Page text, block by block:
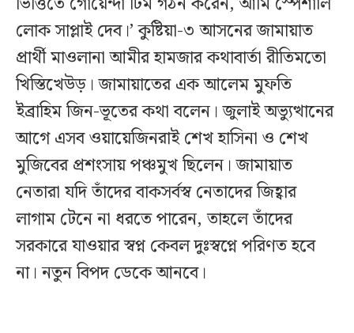
লোক সাপ্লাই দেব।’ কুষ্টিয়া-৩ আসনের জামায়াত
প্রার্থী মাওলানা আমীর হামজার কথাবার্তা রীতিমতো
খিস্তিখেউড়। জামায়াতের এক আলেম মুফতি
ইব্রাহিম জিন-ভূতের কথা বলেন। জুলাই অভ্যুত্থানের
আগে এসব ওয়ায়েজিনরাই শেখ হাসিনা ও শেখ
মুজিবের প্রশংসায় পঞ্চমুখ ছিলেন। জামায়াত
নেতারা যদি তাঁদের বাকসর্বস্ব নেতাদের জিহ্বার
লাগাম টেনে না ধরতে পারেন, তাহলে তাঁদের
সরকারে যাওয়ার স্বপ্ন কেবল দুঃস্বপ্নে পরিণত হবে
না। নতুন বিপদ ডেকে আনবে।